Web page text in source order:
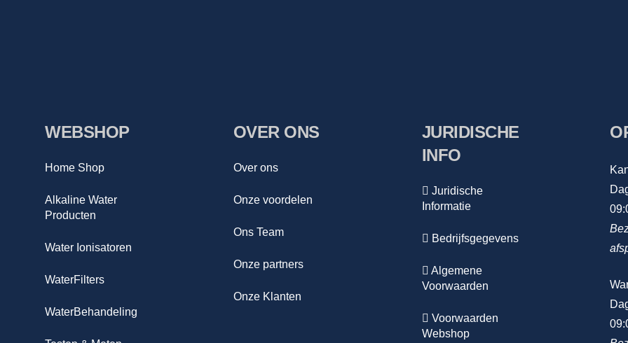
WEBSHOP
Home Shop
Alkaline Water
Producten
Water Ionisatoren
WaterFilters
WaterBehandeling
OVER ONS
Over ons
Onze voordelen
Ons Team
Onze partners
Onze Klanten
JURIDISCHE
INFO
Juridische
Informatie
Bedrijfsgegevens
Algemene
Voorwaarden
Voorwaarden
Webshop